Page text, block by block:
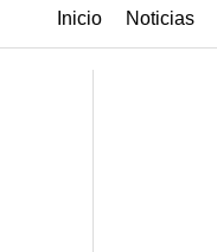
Inicio Noticias